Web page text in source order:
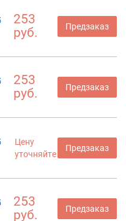
253
руб.
Предзаказ
253
руб.
Предзаказ
Цену
уточняйте
Предзаказ
253
руб.
Предзаказ